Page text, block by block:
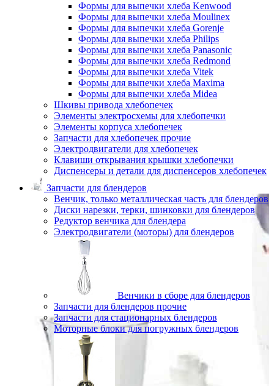
Формы для выпечки хлеба Kenwood
Формы для выпечки хлеба Moulinex
Формы для выпечки хлеба Gorenje
Формы для выпечки хлеба Philips
Формы для выпечки хлеба Panasonic
Формы для выпечки хлеба Redmond
Формы для выпечки хлеба Vitek
Формы для выпечки хлеба Maxima
Формы для выпечки хлеба Midea
Шкивы привода хлебопечек
Элементы электросхемы для хлебопечки
Элементы корпуса хлебопечек
Запчасти для хлебопечек прочие
Электродвигатели для хлебопечек
Клавиши открывания крышки хлебопечки
Диспенсеры и детали для диспенсеров хлебопечек
Запчасти для блендеров
Венчик, только металлическая часть для блендеров
Диски нарезки, терки, шинковки для блендеров
Редуктор венчика для блендера
Электродвигатели (моторы) для блендеров
Венчики в сборе для блендеров
Запчасти для блендеров прочие
Запчасти для стационарных блендеров
Моторные блоки для погружных блендеров